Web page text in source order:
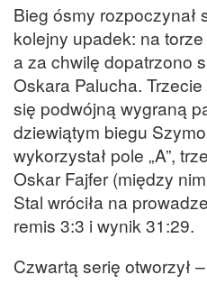
Bieg ósmy rozpoczynał
kolejny upadek: na torze
a za chwilę dopatrzono
Oskara Palucha.
się podwójną wygraną
dziewiątym biegu
wykorzystał pole „A”,
Oskar Fajfer (między
Stal wróciła na
remis 3:3 i wynik 31:29.
Czwartą serię otworzył